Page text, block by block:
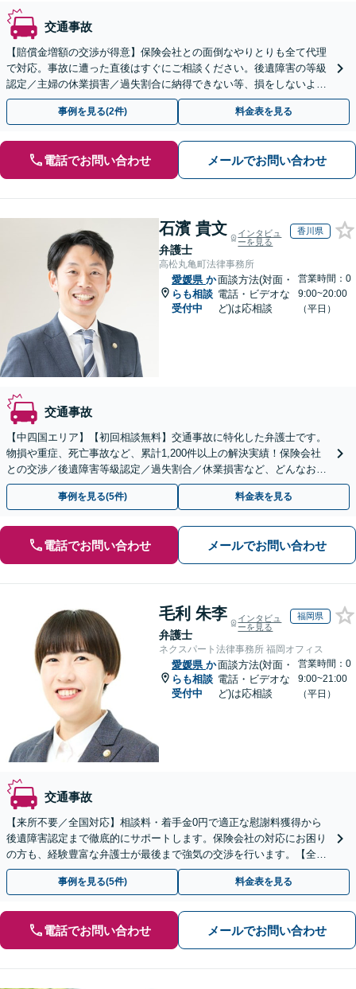
交通事故
【賠償金増額の交渉が得意】保険会社との面倒なやりとりも全て代理
で対応。事故に遭った直後はすぐにご相談ください。後遺障害の等級
認定／主婦の休業損害／過失割合に納得できない等、損をしないよう
に最後までフォローします！
事例を見る(2件) 料金表を見る
電話でお問い合わせ メールでお問い合わせ
石濱 貴文
弁護士
インタビュ
ーを見る
香川県
高松丸亀町法律事務所
愛媛県 か
らも相談
受付中
面談方法(対面・
電話・ビデオな
ど)は応相談
営業時間：0
9:00~20:00
（平日）
交通事故
【中四国エリア】【初回相談無料】交通事故に特化した弁護士です。
物損や重症、死亡事故など、累計1,200件以上の解決実績！保険会社
との交渉／後遺障害等級認定／過失割合／休業損害など、どんなお悩
みもご相談ください【夜間・休日面談可】【完全個室】
事例を見る(5件) 料金表を見る
電話でお問い合わせ メールでお問い合わせ
毛利 朱李
弁護士
インタビュ
ーを見る
福岡県
ネクスパート法律事務所 福岡オフィス
愛媛県 か
らも相談
受付中
面談方法(対面・
電話・ビデオな
ど)は応相談
営業時間：0
9:00~21:00
（平日）
交通事故
【来所不要／全国対応】相談料・着手金0円で適正な慰謝料獲得から
後遺障害認定まで徹底的にサポートします。保険会社の対応にお困り
の方も、経験豊富な弁護士が最後まで強気の交渉を行います。【全国
13拠点】お気軽にご相談ください。
事例を見る(5件) 料金表を見る
電話でお問い合わせ メールでお問い合わせ